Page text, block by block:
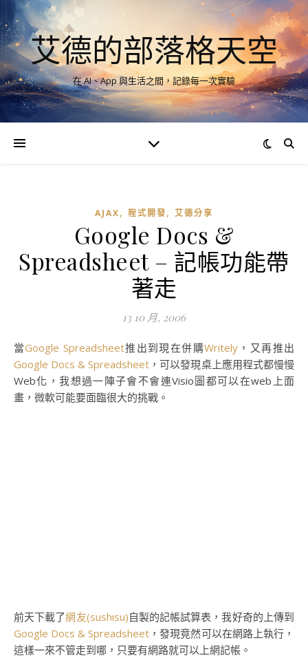
艾德的部落格天空
在 AI、App 與生活之間，記錄每一次實驗
AJAX, 程式開發, 艾德分享
Google Docs &
Spreadsheet – 記帳功能帶
著走
13 10 月, 2006
當Google Spreadsheet推出到現在併購Writely ，又再推出
Google Docs & Spreadsheet ，可以發現桌上應用程式都慢慢
Web化，我想過一陣子會不會連Visio圖都可以在web上面
畫，微軟可能要面臨很大的挑戰。
前天下載了網友(sushisu)自製的記帳試算表，我好奇的上傳到
Google Docs & Spreadsheet ，發現竟然可以在網路上執行，
這樣一來不管走到哪，只要有網路就可以上網記帳。